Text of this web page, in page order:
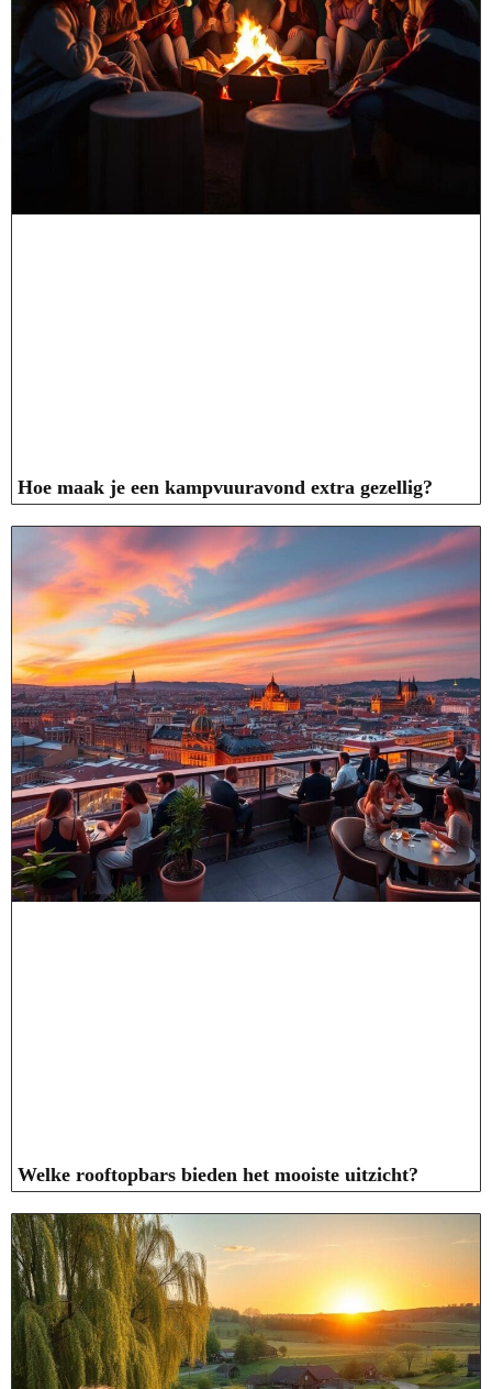
Hoe maak je een kampvuuravond extra gezellig?
Welke rooftopbars bieden het mooiste uitzicht?